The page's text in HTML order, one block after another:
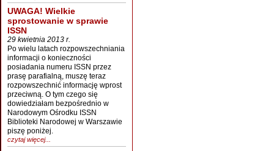
UWAGA! Wielkie
sprostowanie w sprawie
ISSN
29 kwietnia 2013 r.
Po wielu latach rozpowszechniania
informacji o konieczności
posiadania numeru ISSN przez
prasę parafialną, muszę teraz
rozpowszechnić informację wprost
przeciwną. O tym czego się
dowiedziałam bezpośrednio w
Narodowym Ośrodku ISSN
Biblioteki Narodowej w Warszawie
piszę poniżej.
czytaj więcej...